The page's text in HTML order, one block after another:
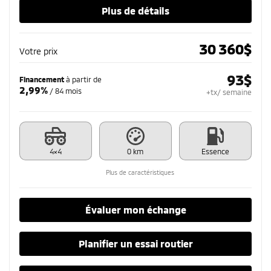
Plus de détails
Votre prix 30 360$
Financement à partir de
2,99% / 84 mois
93$
+tx/ semaine
4×4 0 km Essence
Plus de caractéristiques
Évaluer mon échange
Planifier un essai routier